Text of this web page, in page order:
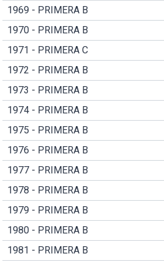
1969 - PRIMERA B
1970 - PRIMERA B
1971 - PRIMERA C
1972 - PRIMERA B
1973 - PRIMERA B
1974 - PRIMERA B
1975 - PRIMERA B
1976 - PRIMERA B
1977 - PRIMERA B
1978 - PRIMERA B
1979 - PRIMERA B
1980 - PRIMERA B
1981 - PRIMERA B